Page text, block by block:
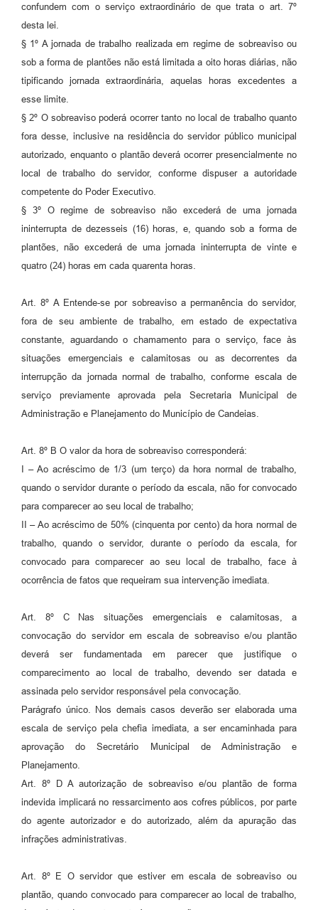
confundem com o serviço extraordinário de que trata o art. 7º
desta lei.
§ 1º A jornada de trabalho realizada em regime de sobreaviso ou
sob a forma de plantões não está limitada a oito horas diárias, não
tipificando jornada extraordinária, aquelas horas excedentes a
esse limite.
§ 2º O sobreaviso poderá ocorrer tanto no local de trabalho quanto
fora desse, inclusive na residência do servidor público municipal
autorizado, enquanto o plantão deverá ocorrer presencialmente no
local de trabalho do servidor, conforme dispuser a autoridade
competente do Poder Executivo.
§ 3º O regime de sobreaviso não excederá de uma jornada
ininterrupta de dezesseis (16) horas, e, quando sob a forma de
plantões, não excederá de uma jornada ininterrupta de vinte e
quatro (24) horas em cada quarenta horas.
Art. 8º A Entende-se por sobreaviso a permanência do servidor,
fora de seu ambiente de trabalho, em estado de expectativa
constante, aguardando o chamamento para o serviço, face às
situações emergenciais e calamitosas ou as decorrentes da
interrupção da jornada normal de trabalho, conforme escala de
serviço previamente aprovada pela Secretaria Municipal de
Administração e Planejamento do Município de Candeias.
Art. 8º B O valor da hora de sobreaviso corresponderá:
I – Ao acréscimo de 1/3 (um terço) da hora normal de trabalho,
quando o servidor durante o período da escala, não for convocado
para comparecer ao seu local de trabalho;
II – Ao acréscimo de 50% (cinquenta por cento) da hora normal de
trabalho, quando o servidor, durante o período da escala, for
convocado para comparecer ao seu local de trabalho, face à
ocorrência de fatos que requeiram sua intervenção imediata.
Art. 8º C Nas situações emergenciais e calamitosas, a
convocação do servidor em escala de sobreaviso e/ou plantão
deverá ser fundamentada em parecer que justifique o
comparecimento ao local de trabalho, devendo ser datada e
assinada pelo servidor responsável pela convocação.
Parágrafo único. Nos demais casos deverão ser elaborada uma
escala de serviço pela chefia imediata, a ser encaminhada para
aprovação do Secretário Municipal de Administração e
Planejamento.
Art. 8º D A autorização de sobreaviso e/ou plantão de forma
indevida implicará no ressarcimento aos cofres públicos, por parte
do agente autorizador e do autorizado, além da apuração das
infrações administrativas.
Art. 8º E O servidor que estiver em escala de sobreaviso ou
plantão, quando convocado para comparecer ao local de trabalho,